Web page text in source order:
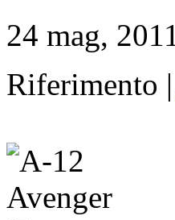
24 mag,
Riferimento |